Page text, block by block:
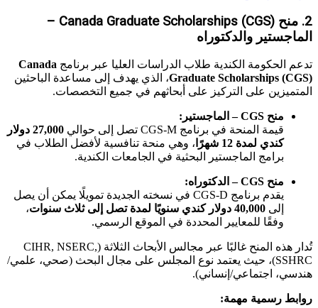
2. منح Canada Graduate Scholarships (CGS) –
الماجستير والدكتوراه
تدعم الحكومة الكندية طلاب الدراسات العليا عبر برنامج Canada
Graduate Scholarships (CGS)، الذي يهدف إلى مساعدة الباحثين
المتميزين على التركيز على أبحاثهم في جميع التخصصات.
منح CGS – الماجستير:
قيمة المنحة في برنامج CGS-M تصل إلى حوالي
27,000 دولار
كندي لمدة 12 شهرًا
، وهي منحة تنافسية لأفضل الطلاب في
برامج الماجستير البحثية في الجامعات الكندية.
منح CGS – الدكتوراه:
يقدم برنامج CGS-D في نسخته الجديدة تمويلًا يمكن أن يصل
إلى 40,000 دولار كندي سنويًا لمدة تصل إلى ثلاث سنوات
،
وفقًا للمعايير المحددة في الموقع الرسمي.
تُدار هذه المنح غالبًا عبر مجالس الأبحاث الثلاثة (CIHR, NSERC,
SSHRC)، حيث يعتمد نوع المجلس على مجال البحث (صحي، علمي/
هندسي، اجتماعي/إنساني).
روابط رسمية مهمة: